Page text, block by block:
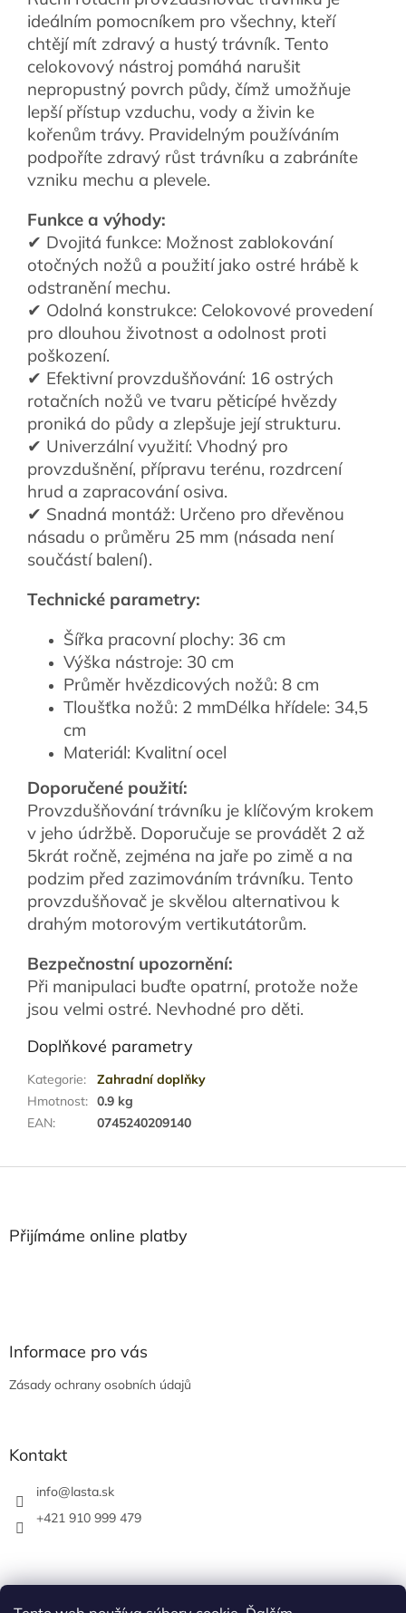
ideálním pomocníkem pro všechny, kteří
chtějí mít zdravý a hustý trávník. Tento
celokovový nástroj pomáhá narušit
nepropustný povrch půdy, čímž umožňuje
lepší přístup vzduchu, vody a živin ke
kořenům trávy. Pravidelným používáním
podpoříte zdravý růst trávníku a zabráníte
vzniku mechu a plevele.
Funkce a výhody:
✔ Dvojitá funkce: Možnost zablokování
otočných nožů a použití jako ostré hrábě k
odstranění mechu.
✔ Odolná konstrukce: Celokovové provedení
pro dlouhou životnost a odolnost proti
poškození.
✔ Efektivní provzdušňování: 16 ostrých
rotačních nožů ve tvaru pěticípé hvězdy
proniká do půdy a zlepšuje její strukturu.
✔ Univerzální využití: Vhodný pro
provzdušnění, přípravu terénu, rozdrcení
hrud a zapracování osiva.
✔ Snadná montáž: Určeno pro dřevěnou
násadu o průměru 25 mm (násada není
součástí balení).
Technické parametry:
Šířka pracovní plochy: 36 cm
Výška nástroje: 30 cm
Průměr hvězdicových nožů: 8 cm
Tloušťka nožů: 2 mmDélka hřídele: 34,5
cm
Materiál: Kvalitní ocel
Doporučené použití:
Provzdušňování trávníku je klíčovým krokem
v jeho údržbě. Doporučuje se provádět 2 až
5krát ročně, zejména na jaře po zimě a na
podzim před zazimováním trávníku. Tento
provzdušňovač je skvělou alternativou k
drahým motorovým vertikutátorům.
Bezpečnostní upozornění:
Při manipulaci buďte opatrní, protože nože
jsou velmi ostré. Nevhodné pro děti.
Doplňkové parametry
Kategorie:
Zahradní doplňky
Hmotnost: 0.9 kg
EAN: 0745240209140
Z
Přijímáme online platby
Informace pro vás
Zásady ochrany osobních údajů
Kontakt
info@lasta.sk
+421 910 999 479